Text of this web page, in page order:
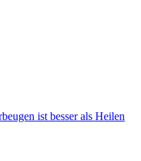
ist besser als Heilen